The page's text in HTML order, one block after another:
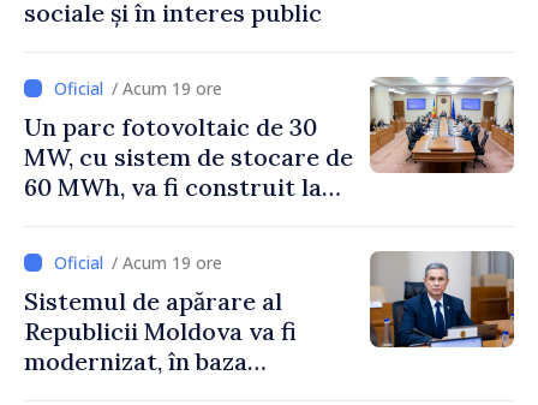
sociale și în interes public
/ Acum 19 ore
Un parc fotovoltaic de 30
MW, cu sistem de stocare de
60 MWh, va fi construit la
/ Acum 19 ore
Sistemul de apărare al
Republicii Moldova va fi
modernizat, în baza